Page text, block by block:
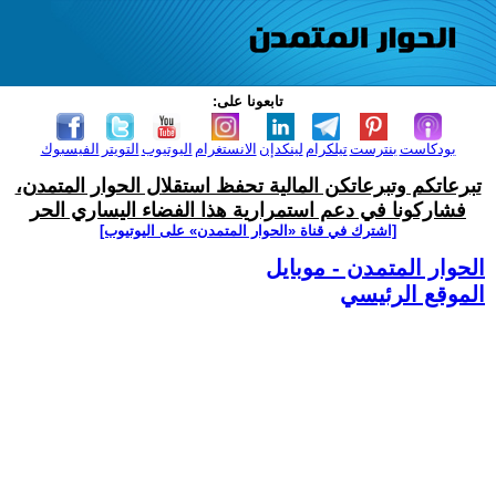
تابعونا على:
الفيسبوك التويتر اليوتيوب الانستغرام لينكدإن تيلكرامبنترست بودكاست
تبرعاتكم وتبرعاتكن المالية تحفظ استقلال الحوار المتمدن،
فشاركونا في دعم استمرارية هذا الفضاء اليساري الحر
[اشترك في قناة ‫«الحوار المتمدن» على اليوتيوب]
الحوار المتمدن - موبايل
الموقع الرئيسي